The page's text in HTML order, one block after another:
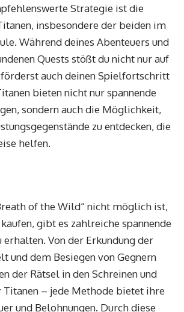
Strategie ist die
insbesondere der beiden im
Während deines Abenteuers und
Quests stößt du nicht nur auf
förderst auch deinen Spielfortschritt
bieten nicht nur spannende
sondern auch die Möglichkeit,
zu entdecken, die
helfen.
of the Wild“ nicht möglich ist,
gibt es zahlreiche spannende
erhalten. Von der Erkundung der
und dem Besiegen von Gegnern
der Rätsel in den Schreinen und
Titanen – jede Methode bietet ihre
und Belohnungen. Durch diese